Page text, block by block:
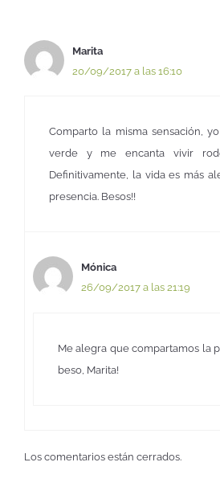
Marita
20/09/2017 a las 16:10
Comparto la misma sensación,
verde y me encanta vivir
Definitivamente, la vida es más
presencia. Besos!!
Mónica
26/09/2017 a las 21:19
Me alegra que compartamos la
beso, Marita!
Los comentarios están cerrados.